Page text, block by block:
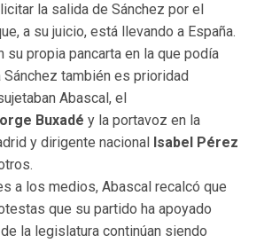
la salida de Sánchez por el
a su juicio, está llevando a España.
su propia pancarta en la que podía
Sánchez también es prioridad
Abascal, el
Buxadé y la portavoz en la
y dirigente nacional Isabel Pérez
a los medios, Abascal recalcó que
que su partido ha apoyado
la legislatura continúan siendo